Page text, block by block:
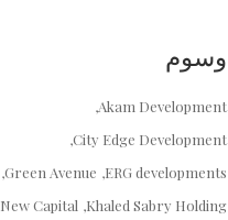
وسوم
Akam Development
City Edge Development
ERG developments
Green Avenue
Khaled Sabry Holding
New Capital